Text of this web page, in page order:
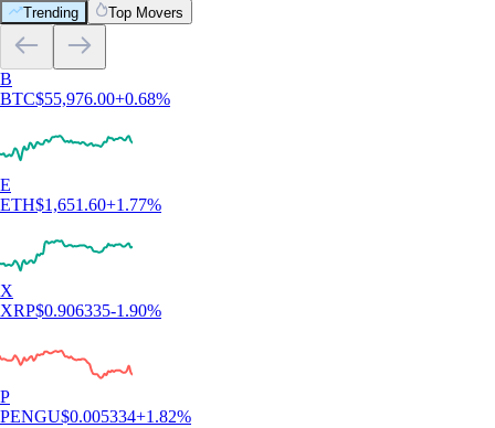
Trending Top Movers
B
BTC$55,976.00+0.68%
E
ETH$1,651.60+1.77%
X
XRP$0.906335-1.90%
P
PENGU$0.005334+1.82%